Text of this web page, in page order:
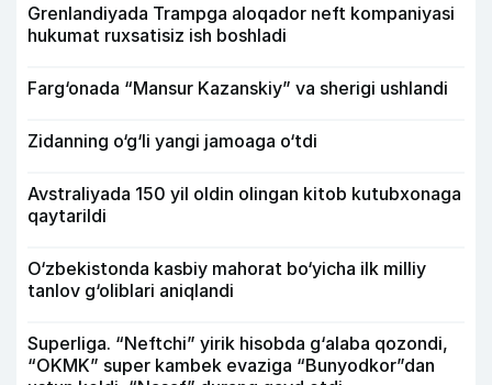
Grenlandiyada Trampga aloqador neft kompaniyasi
hukumat ruxsatisiz ish boshladi
Farg‘onada “Mansur Kazanskiy” va sherigi ushlandi
Zidanning o‘g‘li yangi jamoaga o‘tdi
Avstraliyada 150 yil oldin olingan kitob kutubxonaga
qaytarildi
O‘zbekistonda kasbiy mahorat bo‘yicha ilk milliy
tanlov g‘oliblari aniqlandi
Superliga. “Neftchi” yirik hisobda g‘alaba qozondi,
“OKMK” super kambek evaziga “Bunyodkor”dan